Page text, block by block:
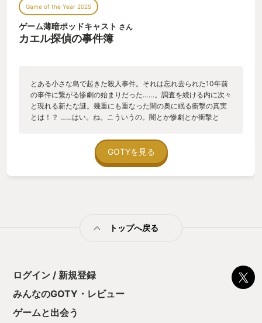
Game of the Year 2025
ゲーム薄暗ポッドキャスト さん
カエル探偵の事件簿
とある小さな島で起きた殺人事件。それは忘れ去られた10年前
の事件に繋がる惨劇の始まりだった……。調査を続ける内に次々
と現れる新たな謎。幾重にも重なった闇の奥に眠る衝撃の真実
とは！？ ……はい。ね。こういうの。闇とか惨劇とか衝撃と
しむのも良いと思いませんか？ カエル探偵の事件簿は、世界で
二番目に優秀なカエル探偵くんが、怖くないし難しくもない事
件を解決するアドベンチャーゲームです。 カエル探偵くんが挑
終わりにはみんなでダンス！探偵も住人も被害者も一緒に踊ろ
福市恵子さんによる翻訳は本作のゆるーい空気を完璧にローカ
す。 三部作ですが全部合わせても5時間あればクリアできるゲ
ームなのでセット買いがオススメです。ここまで読んでもまだ
疑っているあなたは一度公式サイトを見てください。制作者が
GOTYを見る
トップへ戻る
ログイン / 新規登録
みんなのGOTY・レビュー
ゲームと出会う